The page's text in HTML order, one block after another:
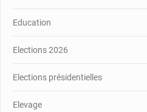
Education
Elections 2026
Elections présidentielles
Elevage